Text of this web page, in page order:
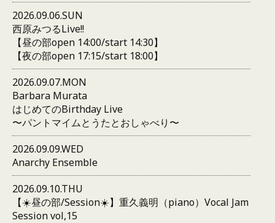
2026.09.06.SUN
西原みつるLive!!
【昼の部open 14:00/start 14:30】
【夜の部open 17:15/start 18:00】
2026.09.07.MON
Barbara Murata
はじめてのBirthday Live
〜パントマイムとうたとおしゃべり〜
2026.09.09.WED
Anarchy Ensemble
2026.09.10.THU
【☀️昼の部/Session☀️】重久義明（piano）Vocal Jam
Session vol,15